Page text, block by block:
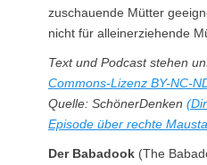
zuschauende Mütter
nicht für alleinerziehende
Text und Podcast stehen
Commons-Lizenz BY-NC-
Quelle: SchönerDenken
Episode über rechte
Der Babadook (The